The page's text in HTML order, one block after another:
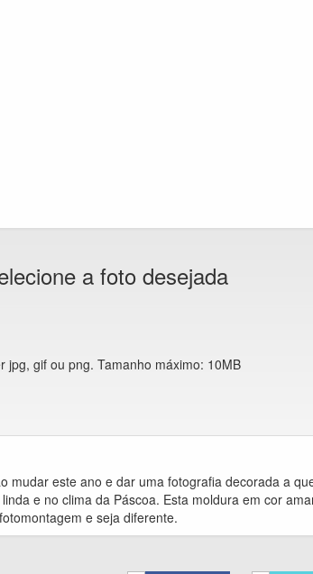
a foto desejada
jpg, gif ou png. Tamanho máximo: 10MB
mudar este ano e dar uma fotografia decorada a
e no clima da Páscoa. Esta moldura em cor
e seja diferente.